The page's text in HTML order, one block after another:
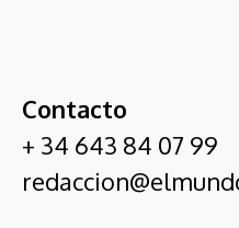
Contacto
+ 34 643 84 07 99